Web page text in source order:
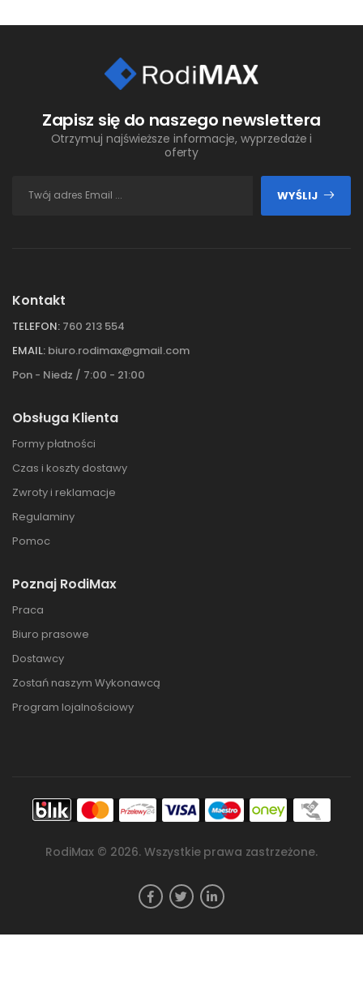
Zapisz się do naszego newslettera
Otrzymuj najświeższe informacje, wyprzedaże i
oferty
WYŚLIJ
Kontakt
TELEFON: 760 213 554
EMAIL: biuro.rodimax@gmail.com
Pon - Niedz / 7:00 - 21:00
Obsługa Klienta
Formy płatności
Czas i koszty dostawy
Zwroty i reklamacje
Regulaminy
Pomoc
Poznaj RodiMax
Praca
Biuro prasowe
Dostawcy
Zostań naszym Wykonawcą
Program lojalnościowy
RodiMax © 2026. Wszystkie prawa zastrzeżone.